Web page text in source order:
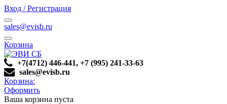
Вход / Регистрация
sales@evisb.ru
Корзина
+7(4712) 446-441, +7 (995) 241-33-63
sales@evisb.ru
Корзина:
Оформить
Ваша корзина пуста